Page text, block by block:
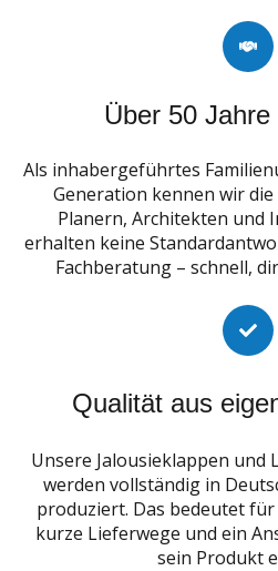
Über 50
Als inhabergeführtes
Generation kennen wir
Planern, Architekten und
erhalten keine
Fachberatung – schnell,
Qualität aus
Unsere Jalousieklappen
werden vollständig in
produziert. Das bedeutet
kurze Lieferwege und ein
sein Produkt